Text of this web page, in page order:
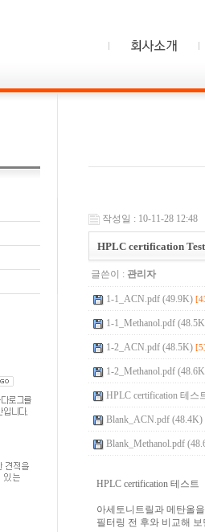
작성일 : 10-11-28 12:48
HPLC certification
글쓴이 : 관리자
1-1_ACN.pdf (49.9K)
1-1_Methanol.pdf
1-2_ACN.pdf (48.5K)
1-2_Methanol.pdf
HPLC certification 테
Blank_ACN.pdf (48.4K)
Blank_Methanol.pdf
HPLC certification 테스
아세토니트릴과 메탄올
필터링 전 후와 비교해